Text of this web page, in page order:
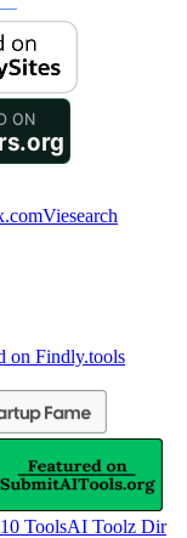
Viesearch
ToolsAI Toolz Dir